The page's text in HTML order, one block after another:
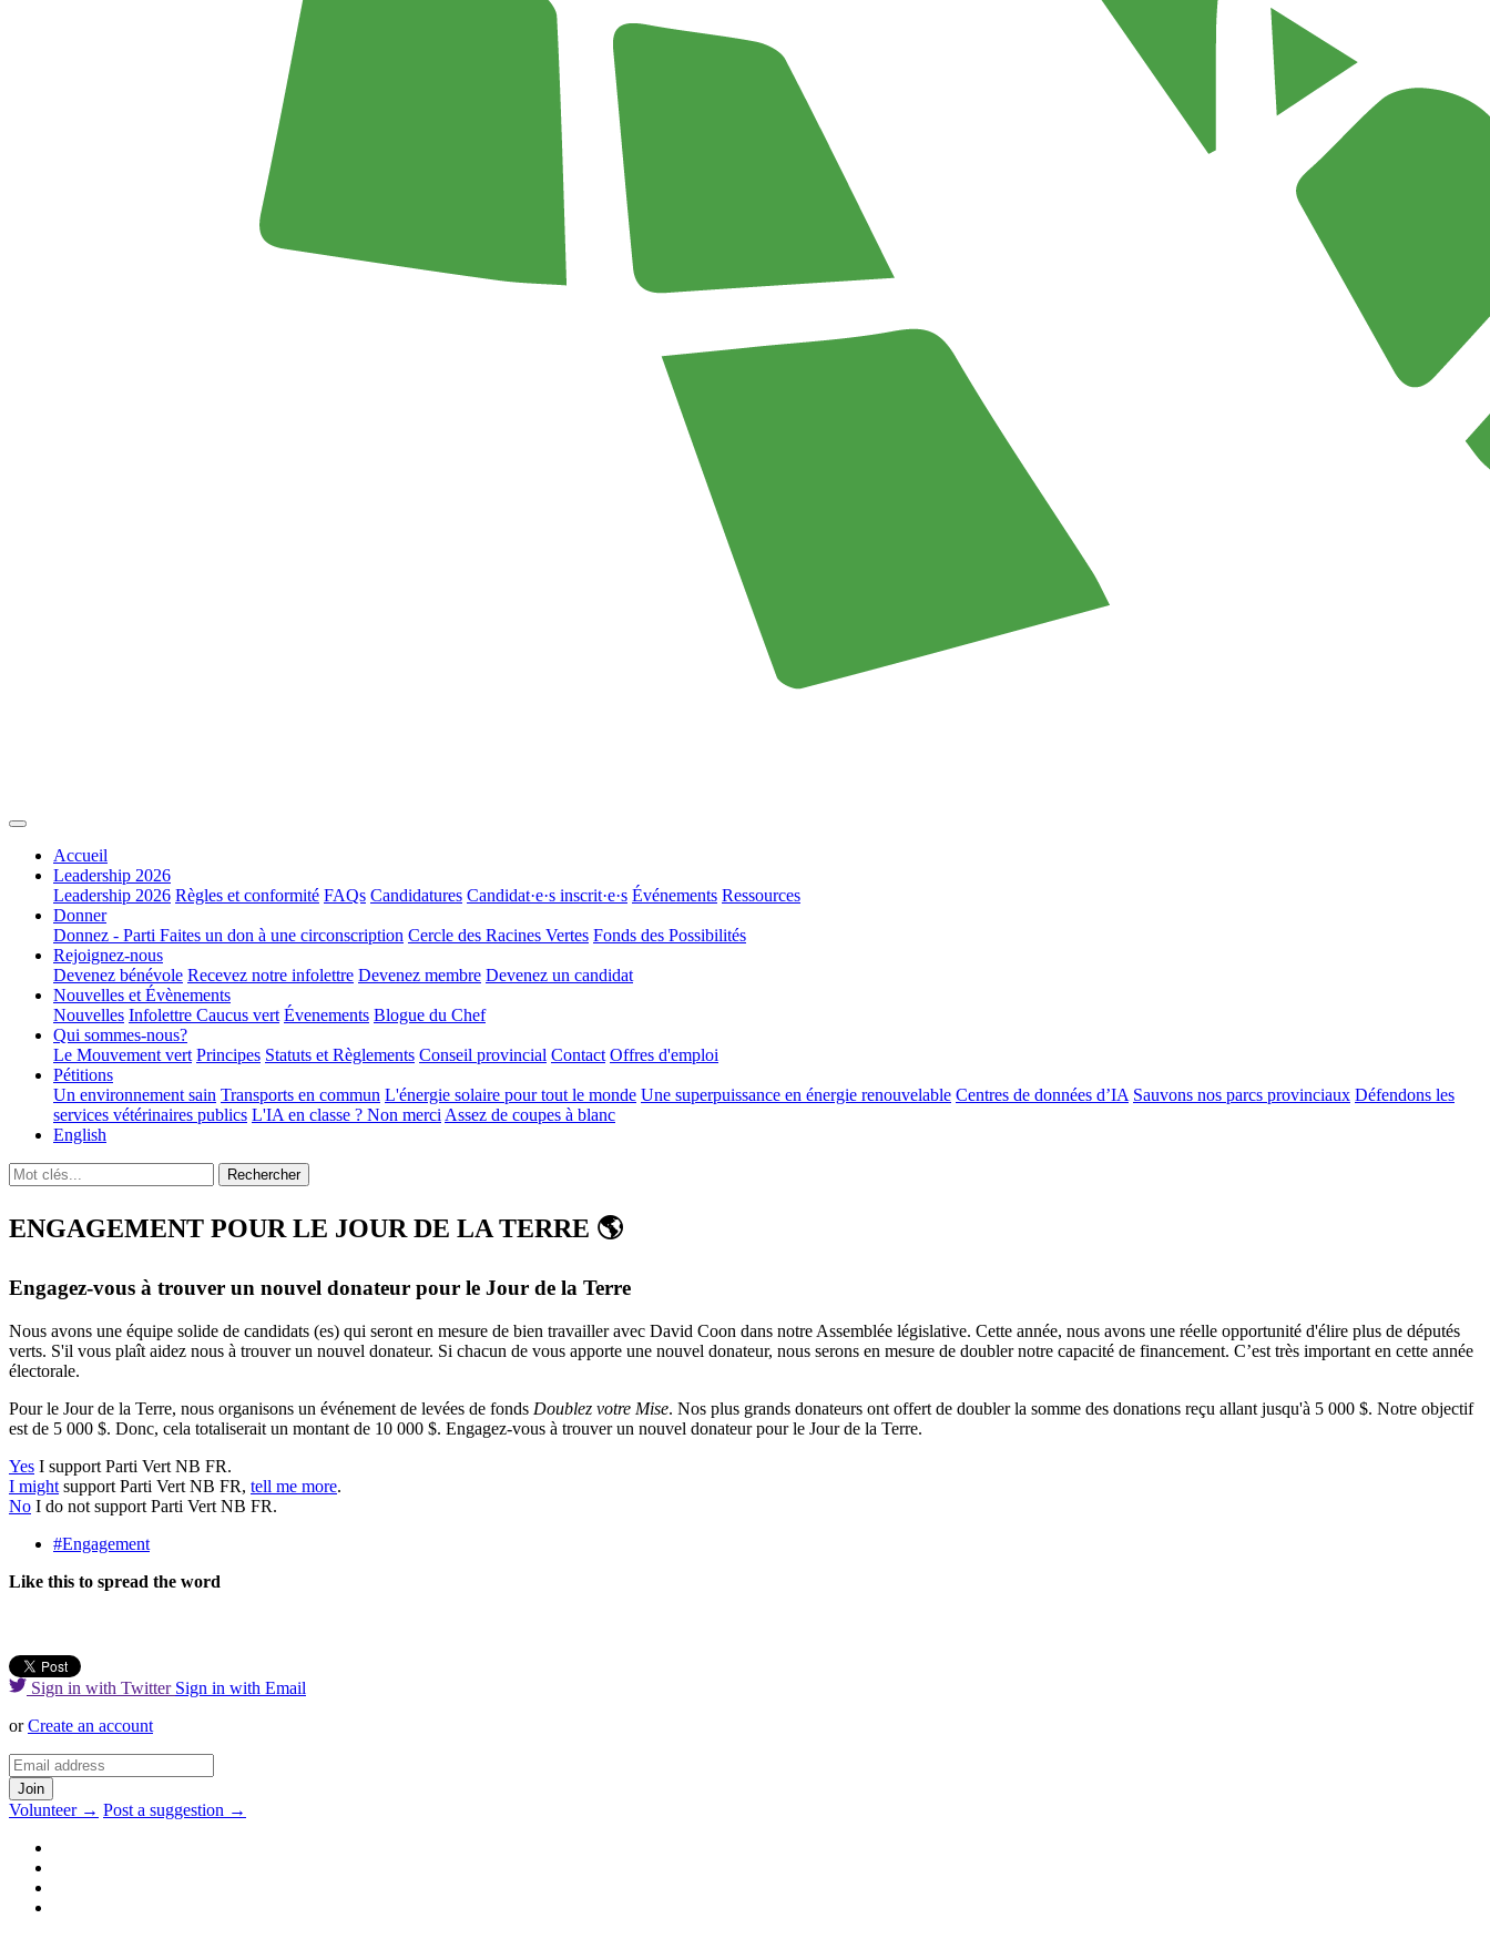
Accueil
Leadership 2026
Leadership 2026 Règles et conformité FAQs Candidatures Candidat·e·s inscrit·e·s Événements Ressources
Donner
Donnez - Parti Faites un don à une circonscription Cercle des Racines Vertes Fonds des Possibilités
Rejoignez-nous
Devenez bénévole Recevez notre infolettre Devenez membre Devenez un candidat
Nouvelles et Évènements
Nouvelles Infolettre Caucus vert Évenements Blogue du Chef
Qui sommes-nous?
Le Mouvement vert Principes Statuts et Règlements Conseil provincial Contact Offres d'emploi
Pétitions
Un environnement sain Transports en commun L'énergie solaire pour tout le monde Une superpuissance en énergie renouvelable Centres de données d’IA Sauvons nos parcs provinciaux Défendons les
services vétérinaires publics L'IA en classe ? Non merci Assez de coupes à blanc
English
ENGAGEMENT POUR LE JOUR DE LA TERRE 🌎
Engagez-vous à trouver un nouvel donateur pour le Jour de la Terre
Nous avons une équipe solide de candidats (es) qui seront en mesure de bien travailler avec David Coon dans notre Assemblée législative. Cette année, nous avons une réelle opportunité d'élire plus de députés
verts. S'il vous plaît aidez nous à trouver un nouvel donateur. Si chacun de vous apporte une nouvel donateur, nous serons en mesure de doubler notre capacité de financement. C’est très important en cette année
électorale.
Pour le Jour de la Terre, nous organisons un événement de levées de fonds Doublez votre Mise. Nos plus grands donateurs ont offert de doubler la somme des donations reçu allant jusqu'à 5 000 $. Notre objectif
est de 5 000 $. Donc, cela totaliserait un montant de 10 000 $. Engagez-vous à trouver un nouvel donateur pour le Jour de la Terre.
Yes I support Parti Vert NB FR.
I might support Parti Vert NB FR, tell me more.
No I do not support Parti Vert NB FR.
#Engagement
Like this to spread the word
Sign in with Twitter Sign in with Email
orCreate an account
Volunteer → Post a suggestion →